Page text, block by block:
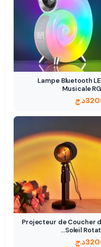
Lampe Bluetooth
Musicale
د.ج
Projecteur de Coucher
Soleil
د.ج